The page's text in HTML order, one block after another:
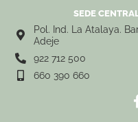
SEDE
Pol. Ind. La Atalaya.
Adeje
922 712 500
660 390 660